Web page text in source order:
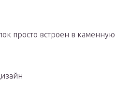
просто встроен в каменную